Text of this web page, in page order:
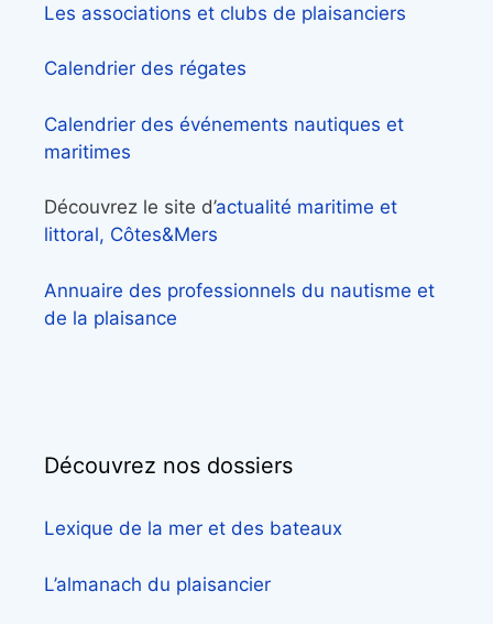
Les associations et clubs de plaisanciers
Calendrier des régates
Calendrier des événements nautiques et
maritimes
Découvrez le site d’actualité maritime et
littoral, Côtes&Mers
Annuaire des professionnels du nautisme et
de la plaisance
Découvrez nos dossiers
Lexique de la mer et des bateaux
L’almanach du plaisancier